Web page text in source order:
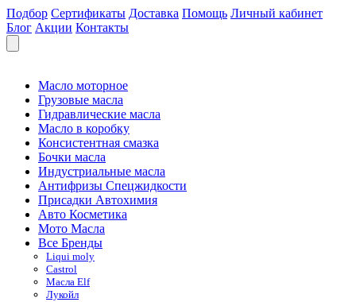
Подбор Сертификаты Доставка Помощь Личный кабинет
Блог Акции Контакты
Масло моторное
Грузовые масла
Гидравлические масла
Масло в коробку
Консистентная смазка
Бочки масла
Индустриальные масла
Антифризы Спецжидкости
Присадки Автохимия
Авто Косметика
Мото Масла
Все Бренды
Liqui moly
Castrol
Масла Elf
Лукойл